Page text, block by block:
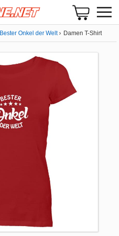
Bester Onkel der Welt Damen T-Shirt